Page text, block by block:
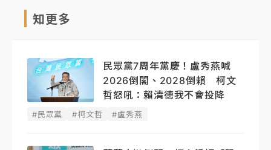
知更多
民眾黨7周年黨慶！盧秀燕喊
2026倒閣、2028倒賴 柯文
哲怒吼：賴清德我不會投降
#民眾黨 #柯文哲 #盧秀燕